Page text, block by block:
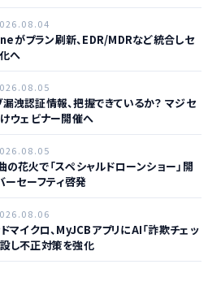
がプラン刷新、EDR/MDRなど統合しセ
へ
洩認証情報、把握できているか？ マジセ
ウェビナー開催へ
の花火で「スペシャルドローンショー」開
ーセーフティ啓発
マイクロ、MyJCBアプリにAI「詐欺チェッ
し不正対策を強化